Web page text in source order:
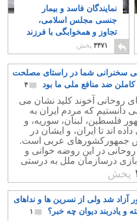
نمایندگان فاسد و بیمار
جنسی مجلس اسلامی،
تجاوز و همخوابگی با فرزند
خواندگان را قانونی
دانستند!
۲۵
۴۴۷۱ پخش
سخنرانی شما در راستای مصلحت
ضد منافع ملی ما بود
۴
روحانی آخوند کلید نشان می
دانستیم که مردم ایران به
فلسطین، لبنان، سوریه، و
اند تا ایران، و ایشان در
جمهورکشورهای عربی است.
روحانی در این روضه خوانی و
درسازمان ملل به درستی
از کمترین هویت ایرانی بهره
پخش
آزاد شد ولی از نسرین ها و نداهای
و یادربند دیوان چه خبر؟
۱